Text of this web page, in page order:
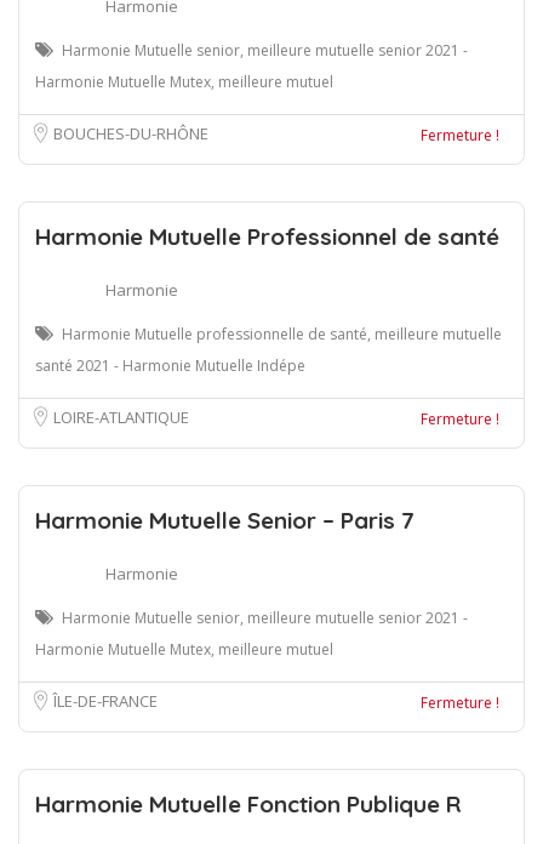
Harmonie
Harmonie Mutuelle senior, meilleure mutuelle senior 2021 -
Harmonie Mutuelle Mutex, meilleure mutuel
BOUCHES-DU-RHÔNE Fermeture !
Harmonie Mutuelle Professionnel de santé
Harmonie
Harmonie Mutuelle professionnelle de santé, meilleure mutuelle
santé 2021 - Harmonie Mutuelle Indépe
LOIRE-ATLANTIQUE Fermeture !
Harmonie Mutuelle Senior – Paris 7
Harmonie
Harmonie Mutuelle senior, meilleure mutuelle senior 2021 -
Harmonie Mutuelle Mutex, meilleure mutuel
ÎLE-DE-FRANCE Fermeture !
Harmonie Mutuelle Fonction Publique R